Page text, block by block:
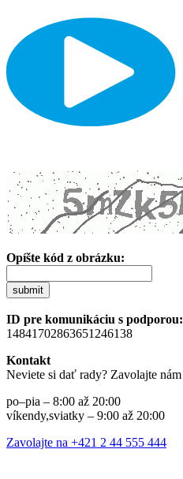
Opíšte kód z obrázku:
submit
ID pre komunikáciu s podporou:
14841702863651246138
Kontakt
Neviete si dať rady? Zavolajte nám
po–pia – 8:00 až 20:00
víkendy,sviatky – 9:00 až 20:00
Zavolajte na +421 2 44 555 444